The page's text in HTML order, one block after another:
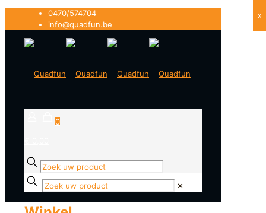
0470/574704
info@quadfun.be
0
✕
x